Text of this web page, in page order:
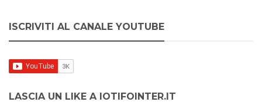
ISCRIVITI AL CANALE YOUTUBE
LASCIA UN LIKE A IOTIFOINTER.IT